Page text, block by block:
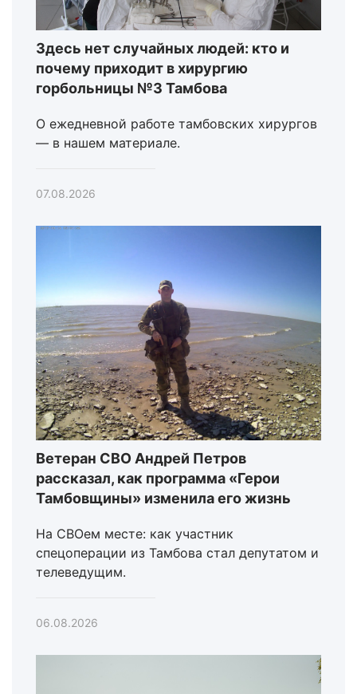
Здесь нет случайных людей: кто и
почему приходит в хирургию
горбольницы №3 Тамбова
О ежедневной работе тамбовских хирургов
— в нашем материале.
07.08.2026
Ветеран СВО Андрей Петров
рассказал, как программа «Герои
Тамбовщины» изменила его жизнь
На СВОем месте: как участник
спецоперации из Тамбова стал депутатом и
телеведущим.
06.08.2026